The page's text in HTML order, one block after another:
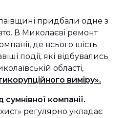
придбали одне з
В Миколаєві ремонт
де всього шість
події, які відбувались
області,
виміру».
компанії.
регулярно укладає